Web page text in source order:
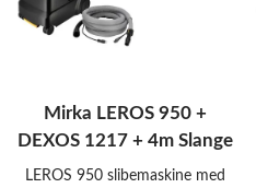
Mirka LEROS 950 +
DEXOS 1217 + 4m Slange
LEROS 950 slibemaskine med